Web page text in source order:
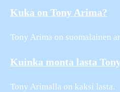
Kuka on Tony Arima?
Tony Arima on suomalainen
Kuinka monta lasta
Tony Arimalla on kaksi lasta.